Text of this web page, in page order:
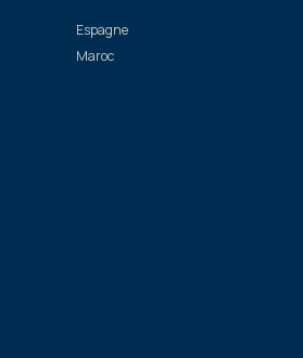
Espagne
Maroc